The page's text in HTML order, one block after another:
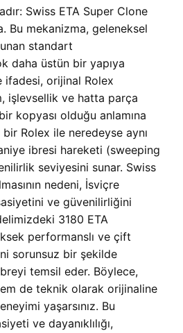
Swiss ETA Super Clone
Bu mekanizma, geleneksel
standart
daha üstün bir yapıya
ifadesi, orijinal Rolex
işlevsellik ve hatta parça
kopyası olduğu anlamına
Rolex ile neredeyse aynı
ibresi hareketi (sweeping
seviyesini sunar. Swiss
nedeni, İsviçre
ve güvenilirliğini
3180 ETA
performanslı ve çift
sorunsuz bir şekilde
temsil eder. Böylece,
de teknik olarak orijinaline
yaşarsınız. Bu
ve dayanıklılığı,